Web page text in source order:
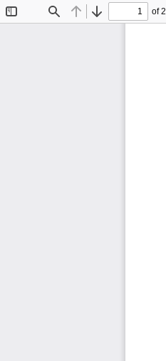
Find Previous
Next
of 2